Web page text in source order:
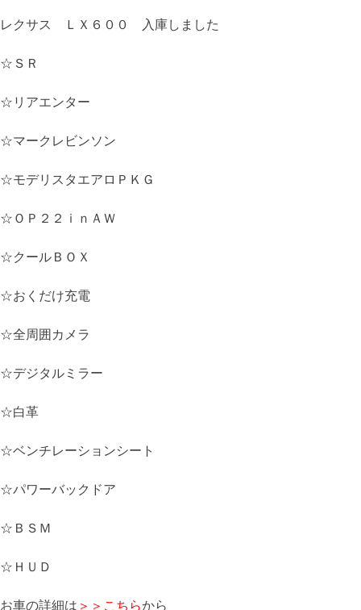
レクサス ＬＸ６００ 入庫しました
☆ＳＲ
☆リアエンター
☆マークレビンソン
☆モデリスタエアロＰＫＧ
☆ＯＰ２２ｉｎＡＷ
☆クールＢＯＸ
☆おくだけ充電
☆全周囲カメラ
☆デジタルミラー
☆白革
☆ベンチレーションシート
☆パワーバックドア
☆ＢＳＭ
☆ＨＵＤ
お車の詳細は ＞＞こちらから